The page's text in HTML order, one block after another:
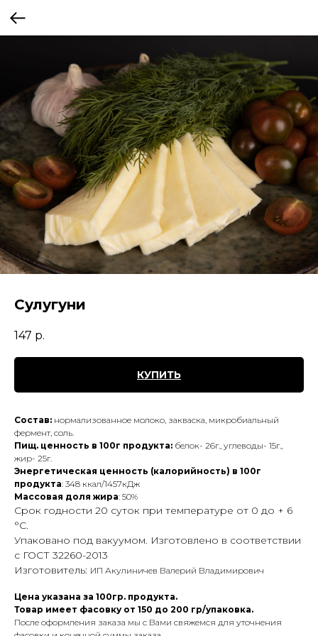
Сулугуни
147 р.
КУПИТЬ
Состав: нормализованное молоко, закваска, микробиальный
фермент, соль.
Пищ. ценность в 100г продукта: белок- 26г., углеводы- 15г.,
жир- 25г.
Энергетическая ценность (калорийность) в 100г
продукта: 348 ккал/1457кДж
Массовая доля жира: 50%
Срок годности 20 суток при температуре от 0 до + 6
°С.
Упаковано под вакуумом. Изготовлено в соответствии
с ГОСТ 32260-2013
Изготовитель: ИП Акулиничев Валерий Владимирович
Цена указана за 100гр. продукта.
Товар имеет фасовку от 150 до 200 гр/упаковка.
После оформления заказа мы с Вами свяжемся для уточнения